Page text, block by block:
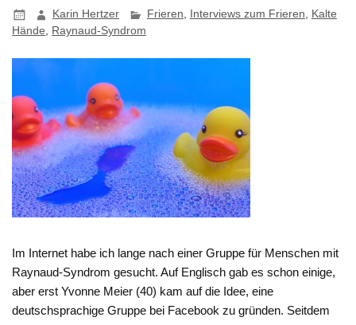
Karin Hertzer Frieren, Interviews zum Frieren, Kalte
Hände
Raynaud-Syndrom
Im Internet habe ich lange nach einer Gruppe für Menschen mit
Raynaud-Syndrom gesucht. Auf Englisch gab es schon einige,
aber erst Yvonne Meier (40) kam auf die Idee, eine
deutschsprachige Gruppe bei Facebook zu gründen. Seitdem